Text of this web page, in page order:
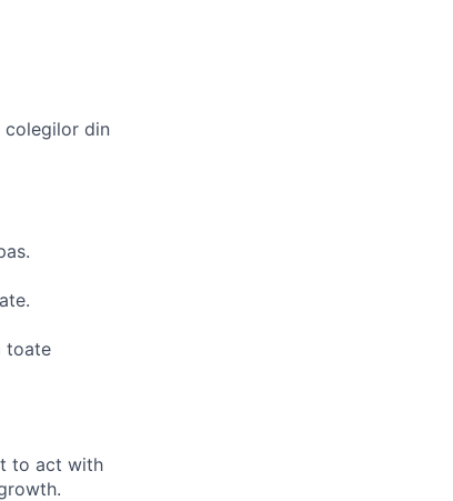
colegilor din
toate
to act with